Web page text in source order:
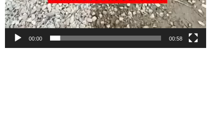
00:00 00:58